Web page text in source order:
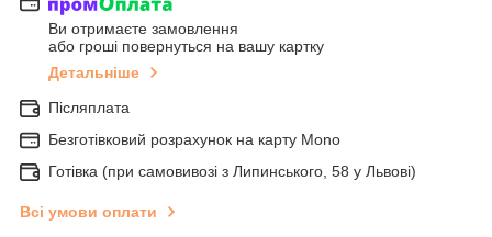
Ви отримаєте замовлення
або гроші повернуться на вашу картку
Детальніше
Післяплата
Безготівковий розрахунок на карту Mono
Готівка (при самовивозі з Липинського, 58 у Львові)
Всі умови оплати